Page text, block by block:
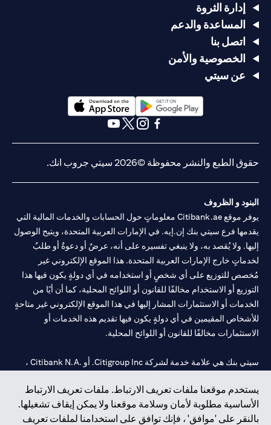
يستخدم موقعنا ملفات تعريف الارتباط. ملفات تعريف الارتباط
الأساسية مطلوبة لأمان وسلامة موقعنا ولا يمكن إيقاف تشغيلها.
بالنقر على 'موافق' ، فإنك توافق على استخدامنا لملفات تعريف
إدارة الثروة
المساعدة والدعم
اتصل بنا
الخصوصية والأمن
عن سيتي
(opens in a new tab)
حقوق الطبع والنشر محفوظة ©2026 سيتي جروب انك.
البنود و الظروف
يوفر موقع Citibank.ae معلوماتٍ حول الحسابات والخدمات المالية التي
يقدمها فرع سيتي بنك إن.إيه. في الإمارات العربية المتحدة، ويتيح الوصول
إليها. ولا يُقصد به، ولا ينبغي تفسيره على أنه، عرضٌ أو دعوةٌ أو طلبٌ
لخدماتٍ خارج الإمارات العربية المتحدة. هذا الموقع الإلكتروني غير
مُخصص للتوزيع على أي شخصٍ أو استخدامه في أي دولةٍ يكون فيها هذا
التوزيع أو الاستخدام مخالفًا للقانون أو اللوائح المحلية، كما أن أيًا من
الخدمات أو الاستثمارات المشار إليها في هذا الموقع الإلكتروني غير متاحةٍ
للأشخاص المقيمين في أي دولةٍ يكون فيها تقديم هذه الخدمات أو
الاستثمارات مخالفًا للقانون أو اللوائح المحلية.
سيتي بنك هي علامة خدمة لشركة Citigroup Inc. أو .Citibank N.A ،
سيتي بنك إن. إيه. الإمارات مسجل لدى مصرف الإمارات المركزي تحت
أرقام التراخيص 202563 لفرع الوصل في دبي، 531989 لفرع مول